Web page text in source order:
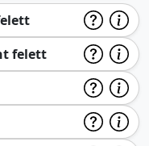
felett